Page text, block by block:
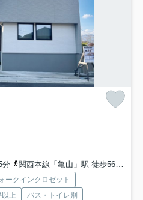
分
関西本線「亀山」駅 徒歩56分
ークインクロゼット
上 バス・トイレ別